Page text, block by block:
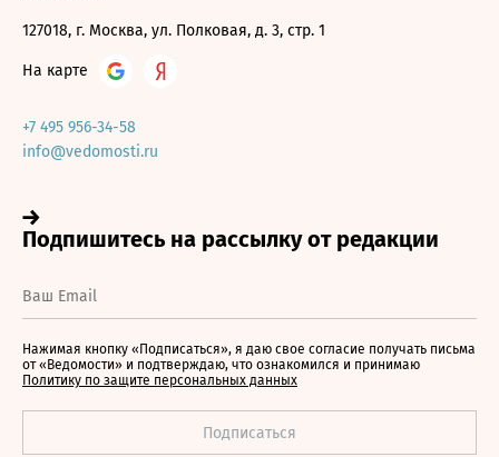
127018, г. Москва, ул. Полковая, д. 3, стр. 1
На карте
+7 495 956-34-58
info@vedomosti.ru
Нажимая кнопку «Подписаться», я даю свое согласие получать письма
от «Ведомости» и подтверждаю, что ознакомился и принимаю
Политику по защите персональных данных